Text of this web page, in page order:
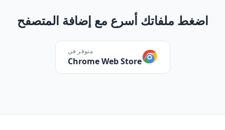
اضغط ملفاتك أسرع مع إضافة المتصفح
متوفر في
Chrome Web Store